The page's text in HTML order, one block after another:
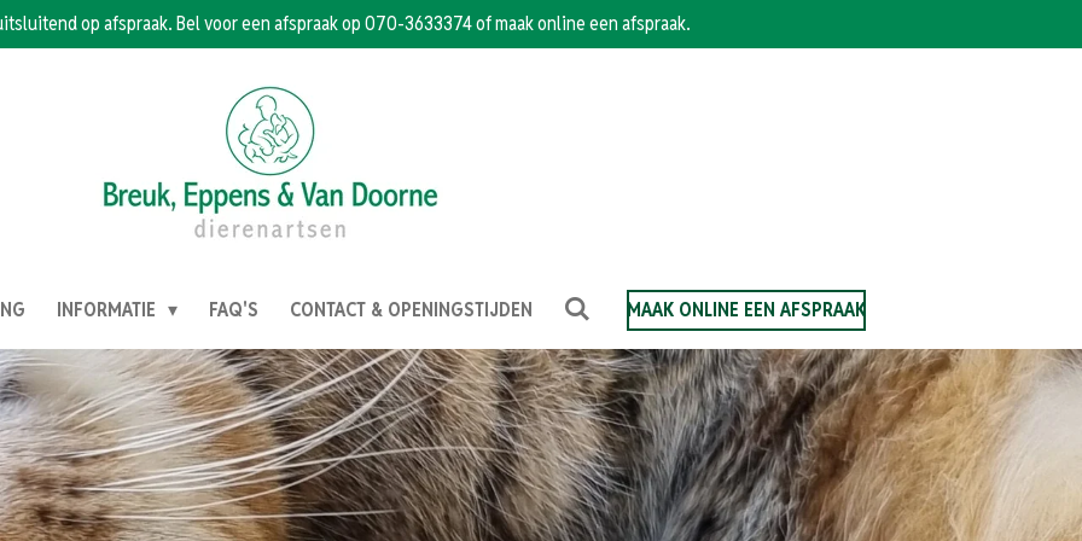
op afspraak. Bel voor een afspraak op 070-3633374 of maak online een afspraak.
INFORMATIE FAQ'S CONTACT & OPENINGSTIJDEN MAAK ONLINE EEN AFSPRAAK